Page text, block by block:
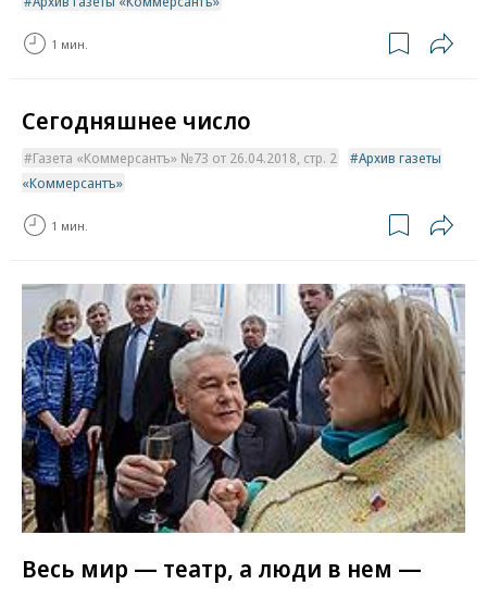
1 мин.
Сегодняшнее число
Газета «Коммерсантъ» №73 от 26.04.2018, стр. 2
Архив газеты
«Коммерсантъ»
1 мин.
Весь мир — театр, а люди в нем —